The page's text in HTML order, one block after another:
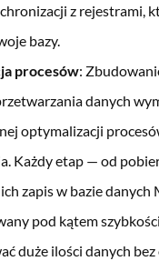
z rejestrami,
bazy.
procesów:
danych
optymalizacji
Każdy etap — od
zapis w bazie danych
pod kątem
duże ilości danych